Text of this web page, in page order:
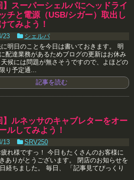
】スーパーシェルパにヘッドライ
チと電源（USB/シガー）取出し
てみよう！
23
シェルパ
明日のことを今日は書いておきます。 明
配達業務があるためブログの更新はお休み
候には問題が無さそうですので、よほどの
り予定通...
記事を読む
】ルネッサのキャブレターをオー
ルしてみよう！
13
SRV250
れ様ですっ！ 今日もたくさんのお客様に
ありがとうございます。 閉店のお知らせを
経ちました。 毎日、 「記事見てびっくり